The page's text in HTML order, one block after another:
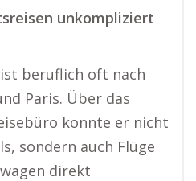
unkompliziert
beruflich oft nach
Paris. Über das
konnte er nicht
sondern auch Flüge
direkt